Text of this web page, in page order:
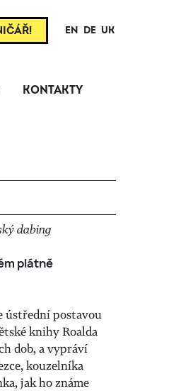
EN DE UK
KONTAKTY
dabing
plátně
ústřední postavou
knihy Roalda
dob, a vypráví
kouzelníka
jak ho známe